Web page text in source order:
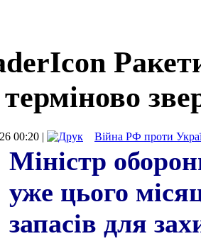
00:20 | Війна РФ проти
Міністр
уже цього
запасів для